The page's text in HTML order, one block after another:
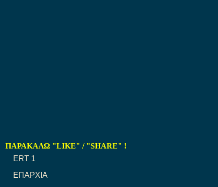
ΠΑΡΑΚΑΛΩ "LIKE" / "SHARE" !
ERT 1
ΕΠΑΡΧΙΑ